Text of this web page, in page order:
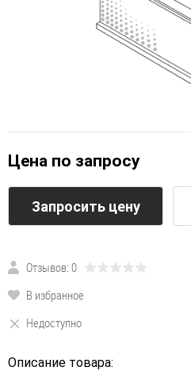
Цена по запросу
Запросить цену
Отзывов: 0
В избранное
Недоступно
Описание товара: